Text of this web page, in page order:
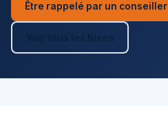
Être rappelé par un conseiller
Voir tous les biens